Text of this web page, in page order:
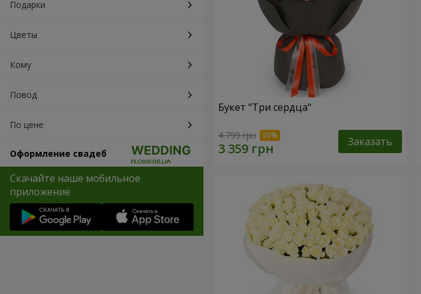
Подарки
Цветы
Кому
Повод
По цене
Оформление свадеб
Скачайте наше мобильное
приложение
Букет "Три сердца"
4 799 грн Заказать